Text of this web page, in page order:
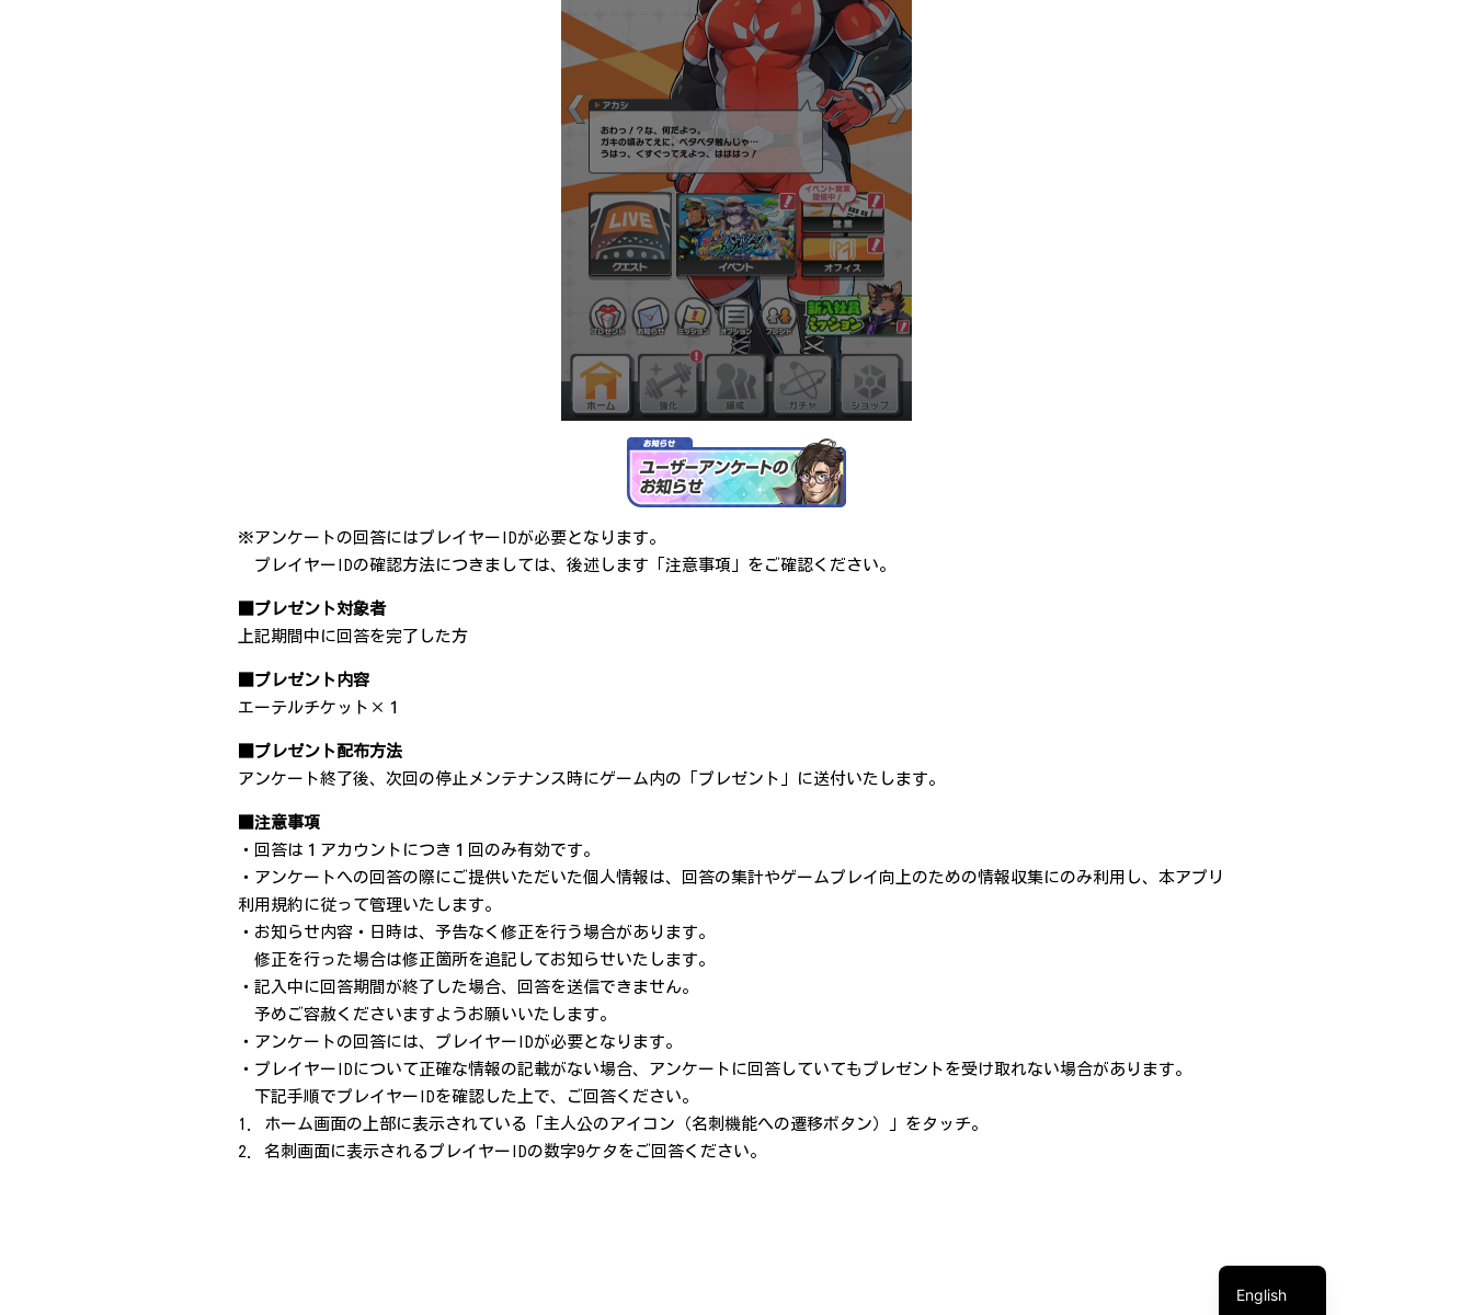
※アンケートの回答にはプレイヤーIDが必要となります。
プレイヤーIDの確認方法につきましては、後述します「注意事項」をご確認ください。
■プレゼント対象者
上記期間中に回答を完了した方
■プレゼント内容
エーテルチケット×１
■プレゼント配布方法
アンケート終了後、次回の停止メンテナンス時にゲーム内の「プレゼント」に送付いたします。
■注意事項
・回答は１アカウントにつき１回のみ有効です。
・アンケートへの回答の際にご提供いただいた個人情報は、回答の集計やゲームプレイ向上のための情報収集にのみ利用し、本アプリ
利用規約に従って管理いたします。
・お知らせ内容・日時は、予告なく修正を行う場合があります。
修正を行った場合は修正箇所を追記してお知らせいたします。
・記入中に回答期間が終了した場合、回答を送信できません。
予めご容赦くださいますようお願いいたします。
・アンケートの回答には、プレイヤーIDが必要となります。
・プレイヤーIDについて正確な情報の記載がない場合、アンケートに回答していてもプレゼントを受け取れない場合があります。
下記手順でプレイヤーIDを確認した上で、ご回答ください。
1. ホーム画面の上部に表示されている「主人公のアイコン（名刺機能への遷移ボタン）」をタッチ。
2. 名刺画面に表示されるプレイヤーIDの数字9ケタをご回答ください。
English